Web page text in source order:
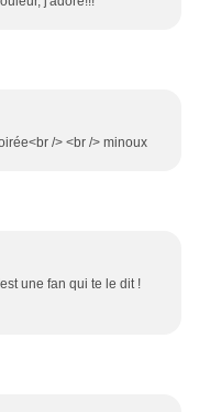
/> <br /> minoux
une fan qui te le dit !